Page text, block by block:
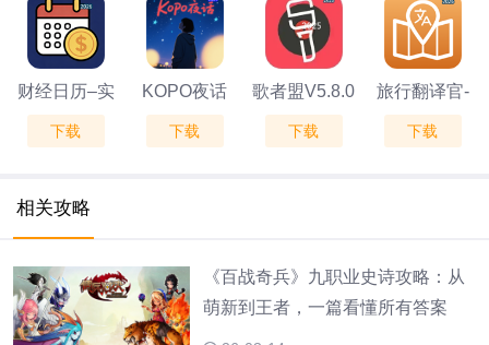
财经日历–实
时追踪黄金、
V1.0.4
下载
KOPO夜话
V1.1.9
下载
歌者盟V5.8.0
下载
旅行翻译官-
出国必备翻译
下载
相关攻略
《百战奇兵》九职业史诗攻略：从
萌新到王者，一篇看懂所有答案